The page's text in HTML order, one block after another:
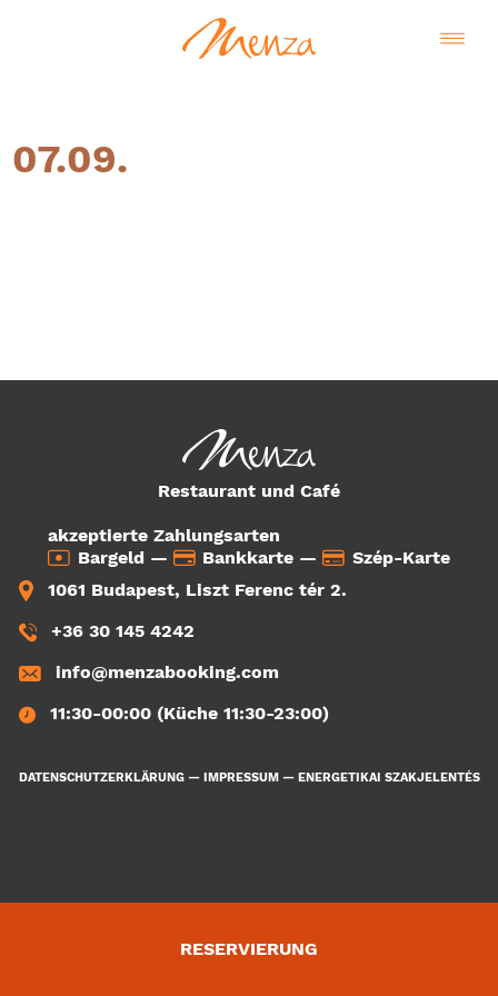
07.09.
Restaurant und Café
akzeptierte Zahlungsarten
Bargeld —
Bankkarte —
Szép-Karte
1061 Budapest, Liszt Ferenc tér 2.
+36 30 145 4242
info@menzabooking.com
11:30-00:00 (Küche 11:30-23:00)
DATENSCHUTZERKLÄRUNG— IMPRESSUM— ENERGETIKAI SZAKJELENTÉS
RESERVIERUNG